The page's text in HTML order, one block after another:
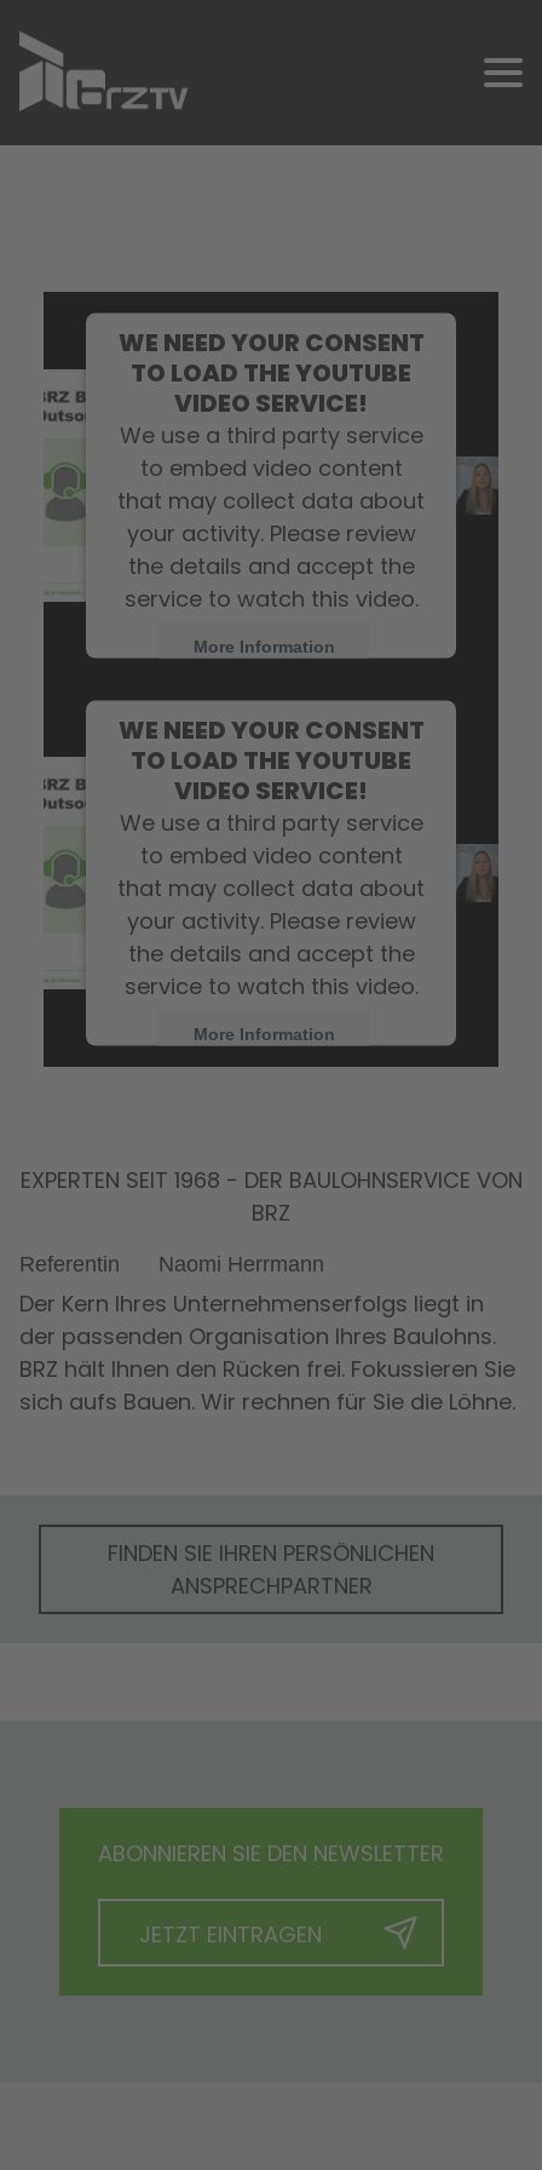
SCHNELLKONTAKT
WE NEED YOUR CONSENT
TO LOAD THE YOUTUBE
VIDEO SERVICE!
We use a third party service
to embed video content
that may collect data about
your activity. Please review
the details and accept the
service to watch this video.
More Information
WE NEED YOUR CONSENT
TO LOAD THE YOUTUBE
VIDEO SERVICE!
We use a third party service
to embed video content
that may collect data about
your activity. Please review
the details and accept the
service to watch this video.
More Information
EXPERTEN SEIT 1968 − DER BAULOHNSERVICE VON
BRZ
Referentin Naomi Herrmann
Der Kern Ihres Unternehmenserfolgs liegt in
der passenden Organisation Ihres Baulohns.
BRZ hält Ihnen den Rücken frei. Fokussieren Sie
sich aufs Bauen. Wir rechnen für Sie die Löhne.
FINDEN SIE IHREN PERSÖNLICHEN
ANSPRECHPARTNER
ABONNIEREN SIE DEN NEWSLETTER
JETZT EINTRAGEN